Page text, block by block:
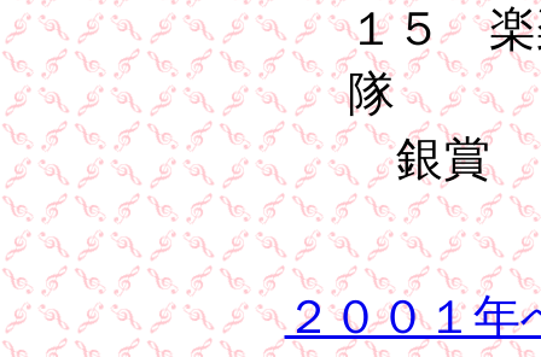
１５ 楽
銀賞
２００１年